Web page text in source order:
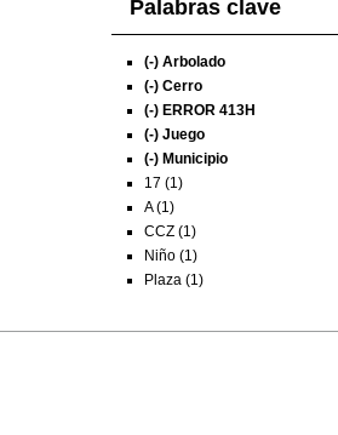
Palabras clave
(-) Arbolado
(-) Cerro
(-) ERROR 413H
(-) Juego
(-) Municipio
17 (1)
A (1)
CCZ (1)
Niño (1)
Plaza (1)